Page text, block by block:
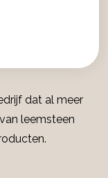
dat al meer
leemsteen